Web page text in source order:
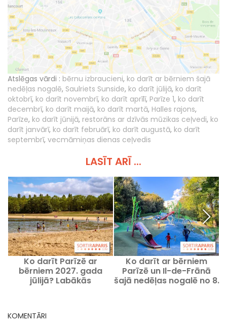
Atslēgas vārdi : bērnu izbraucieni, ko darīt ar bērniem šajā
nedēļas nogalē, Saulriets Sunside, ko darīt jūlijā, ko darīt
oktobrī, ko darīt novembrī, ko darīt aprīlī, Parīze 1, ko darīt
decembrī, ko darīt maijā, ko darīt martā, Halles rajons,
Parīze, ko darīt jūnijā, restorāns ar dzīvās mūzikas ceļvedi, ko
darīt janvārī, ko darīt februārī, ko darīt augustā, ko darīt
septembrī, vecmāmiņas dienas ceļvedis
LASĪT ARĪ ...
Ko darīt Parīzē ar
bērniem 2027. gada
jūlijā? Labākās
Ko darīt ar bērniem
Parīzē un Il-de-Frānā
šajā nedēļas nogalē no 8.
KOMENTĀRI